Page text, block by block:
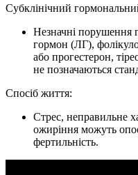
Субклінічний
Незначні порушення
гормон (ЛГ),
або прогестерон,
не позначаються
Спосіб життя:
Стрес, неправильне
ожиріння можуть
фертильність.